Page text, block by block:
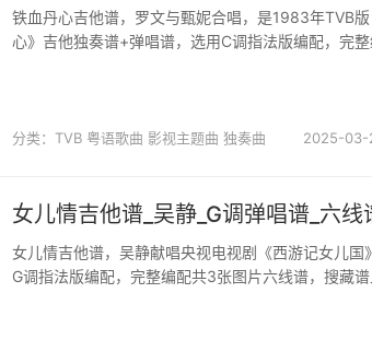
铁血丹心吉他谱，罗文与甄妮合唱，是1983年TVB
心》吉他独奏谱+弹唱谱，选用C调指法版编配，完
分类： TVB 粤语歌曲 影视主题曲 独奏曲 2025-03-
女儿情吉他谱_吴静_G调弹唱谱_六线
女儿情吉他谱，吴静献唱央视电视剧《西游记女儿
G调指法版编配，完整编配共3张图片六线谱，搜藏